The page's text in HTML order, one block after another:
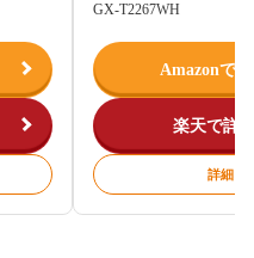
GX-T2267WH
Amazonで
楽天で詳
詳細を